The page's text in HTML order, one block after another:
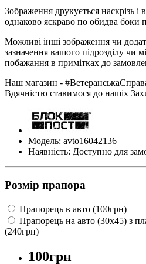
Зображення друкується наскрізь і
однаково яскраво по обидва боки
Можливі інші зображення чи
зазначення вашого підрозділу чи
побажання в примітках до
Наш магазин -
Вдячністю ставимося до нашіх
Модель: avto16042136
Наявність: Доступно для
Розмір прапора
Прапорець в авто (100грн)
Прапорець на авто (30х45) з
(240грн)
100грн